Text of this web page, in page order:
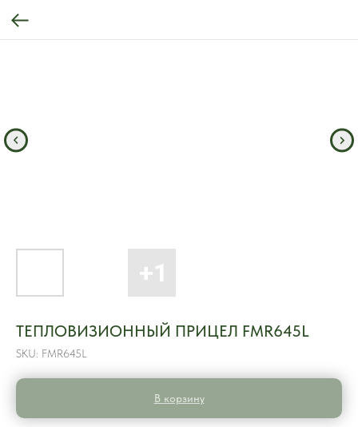
ТЕПЛОВИЗИОННЫЙ ПРИЦЕЛ FMR645L
SKU: FMR645L
В корзину